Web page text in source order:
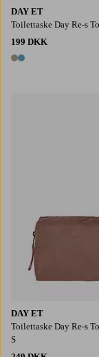
DAY ET
Toilettaske Day Re-s
199 DKK
2 farver
DAY ET
Toilettaske Day Re-s
S